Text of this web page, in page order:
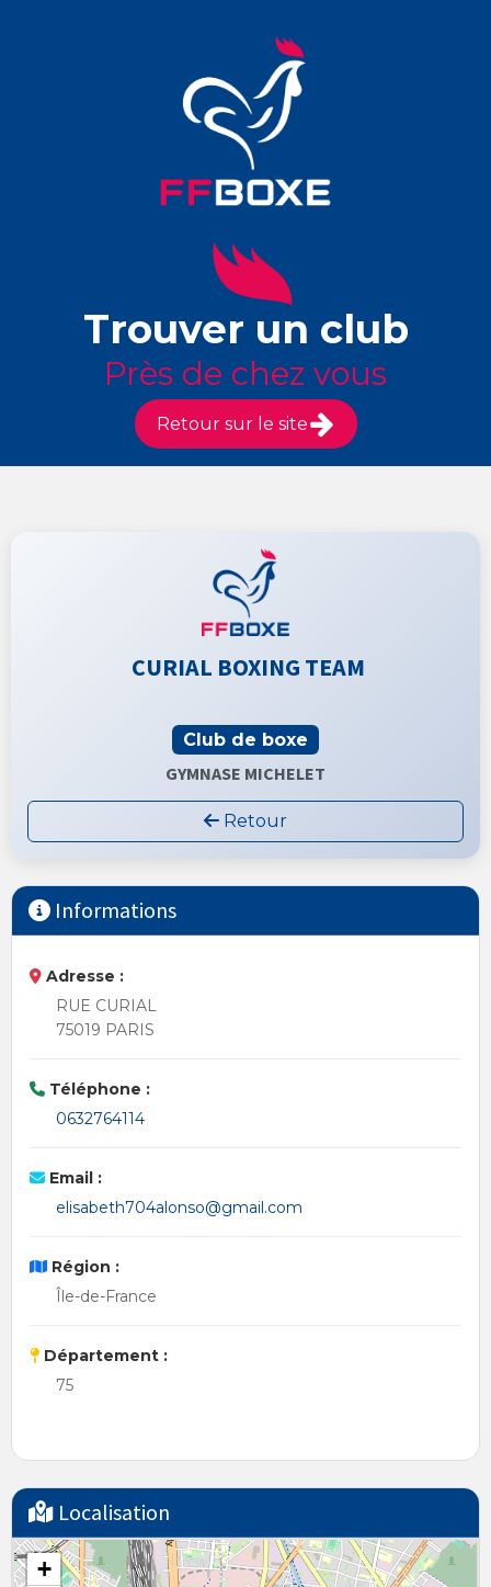
Trouver un club
Près de chez vous
Retour sur le site
CURIAL BOXING TEAM
Club de boxe
GYMNASE MICHELET
Retour
Informations
Adresse :
RUE CURIAL
75019 PARIS
Téléphone :
0632764114
Email :
elisabeth704alonso@gmail.com
Région :
Île-de-France
Département :
75
Localisation
+